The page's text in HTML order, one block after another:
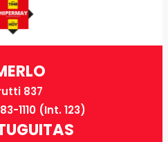
837
1110 (Int. 123)